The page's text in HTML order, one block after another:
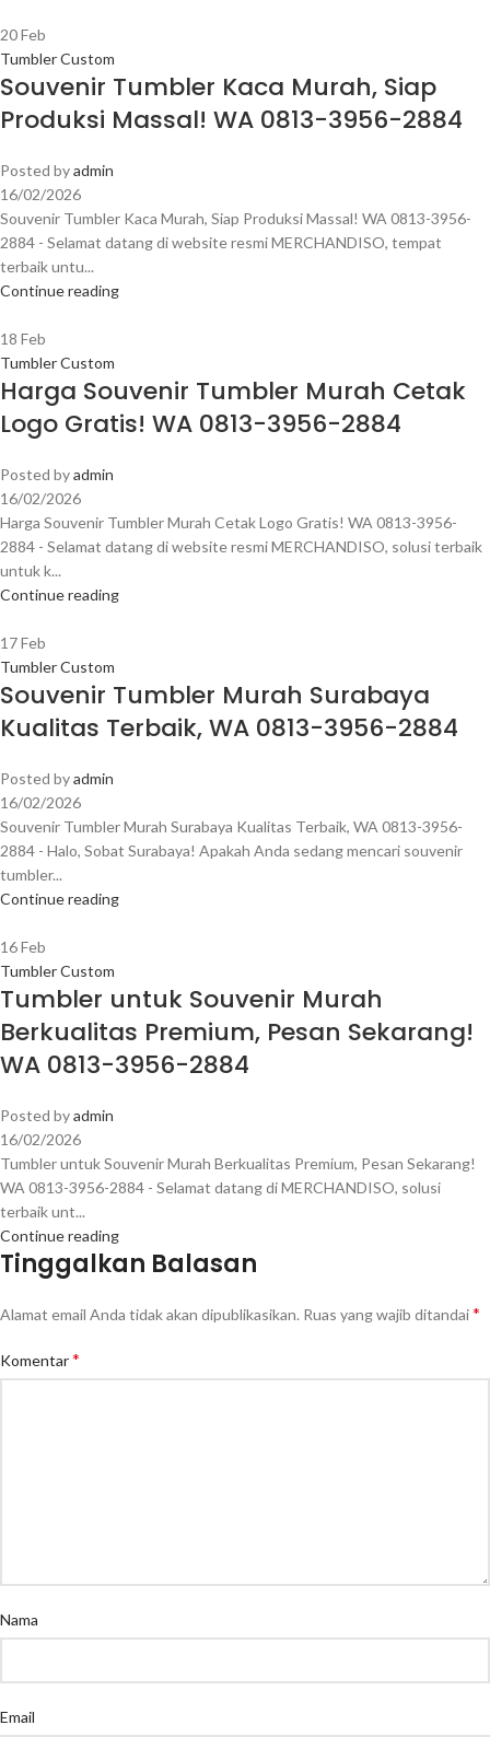
20Feb
Tumbler Custom
Souvenir Tumbler Kaca Murah, Siap
Produksi Massal! WA 0813-3956-2884
Posted byadmin
16/02/2026
Souvenir Tumbler Kaca Murah, Siap Produksi Massal! WA 0813-3956-
2884 - Selamat datang di website resmi MERCHANDISO, tempat
terbaik untu...
Continue reading
18 Feb
Tumbler Custom
Harga Souvenir Tumbler Murah Cetak
Logo Gratis! WA 0813-3956-2884
Posted byadmin
16/02/2026
Harga Souvenir Tumbler Murah Cetak Logo Gratis! WA 0813-3956-
2884 - Selamat datang di website resmi MERCHANDISO, solusi terbaik
untuk k...
Continue reading
17Feb
Tumbler Custom
Souvenir Tumbler Murah Surabaya
Kualitas Terbaik, WA 0813-3956-2884
Posted byadmin
16/02/2026
Souvenir Tumbler Murah Surabaya Kualitas Terbaik, WA 0813-3956-
2884 - Halo, Sobat Surabaya! Apakah Anda sedang mencari souvenir
tumbler...
Continue reading
16Feb
Tumbler Custom
Tumbler untuk Souvenir Murah
Berkualitas Premium, Pesan Sekarang!
WA 0813-3956-2884
Posted byadmin
16/02/2026
Tumbler untuk Souvenir Murah Berkualitas Premium, Pesan Sekarang!
WA 0813-3956-2884 - Selamat datang di MERCHANDISO, solusi
terbaik unt...
Continue reading
Tinggalkan Balasan
Alamat email Anda tidak akan dipublikasikan. Ruas yang wajib ditandai*
Komentar*
Nama
Email